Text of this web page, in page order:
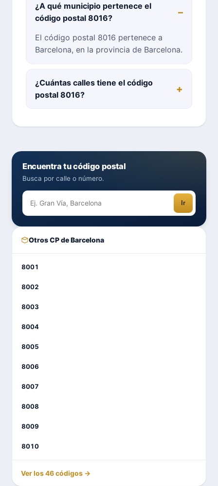
¿A qué municipio pertenece el
código postal 8016?
El código postal 8016 pertenece a
Barcelona, en la provincia de Barcelona.
¿Cuántas calles tiene el código
postal 8016?
Encuentra tu código postal
Busca por calle o número.
Ir
Otros CP de Barcelona
8001
8002
8003
8004
8005
8006
8007
8008
8009
8010
Ver los 46 códigos →